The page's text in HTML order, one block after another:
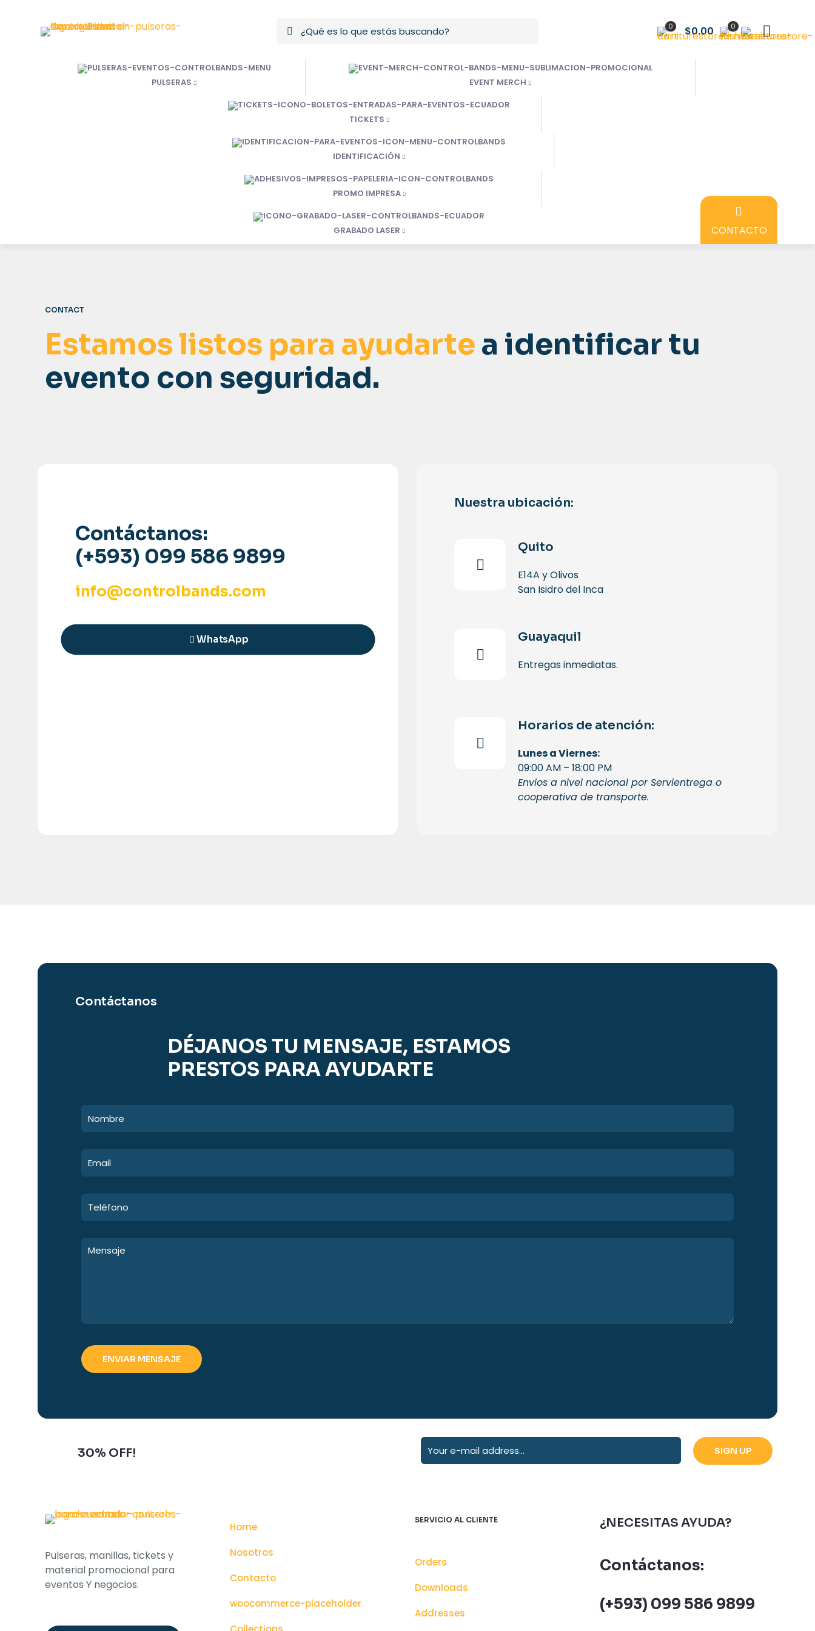
0 $0.00 0
PULSERAS EVENT MERCH
TICKETS
IDENTIFICACIÓN
PROMO IMPRESA
GRABADO LASER CONTACTO
CONTACT
Estamos listos para ayudartea identificar tu
evento con seguridad.
Contáctanos:
(+593) 099 586 9899
info@controlbands.com
WhatsApp
Nuestra ubicación:
Quito
E14A y Olivos
San Isidro del Inca
Guayaquil
Entregas inmediatas.
Horarios de atención:
Lunes a Viernes:
09:00 AM – 18:00 PM
Envios a nivel nacional por Servientrega o
cooperativa de transporte.
Contáctanos
DÉJANOS TU MENSAJE, ESTAMOS
PRESTOS PARA AYUDARTE
30% OFF!
Pulseras, manillas, tickets y
material promocional para
eventos Y negocios.
Home
Nosotros
Contacto
woocommerce-placeholder
SERVICIO AL CLIENTE
Orders
Downloads
Addresses
¿NECESITAS AYUDA?
Contáctanos:
(+593) 099 586 9899